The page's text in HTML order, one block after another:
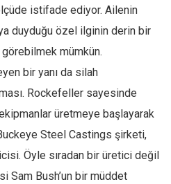
istifade ediyor. Ailenin
duyduğu özel ilginin derin bir
mümkün.
bir yanı da silah
Rockefeller sayesinde
üretmeye başlayarak
Steel Castings şirketi,
Öyle sıradan bir üretici değil
Sam Bush’un bir müddet